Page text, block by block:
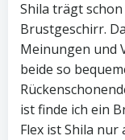
Shila trägt
Brustgeschirr.
Meinungen und
beide so
ist finde ich ein
Flex ist Shila